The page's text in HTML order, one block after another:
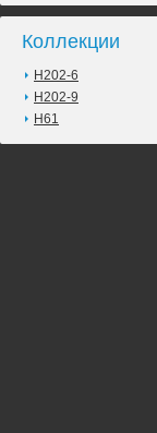
Коллекции
H202-6
H202-9
H61